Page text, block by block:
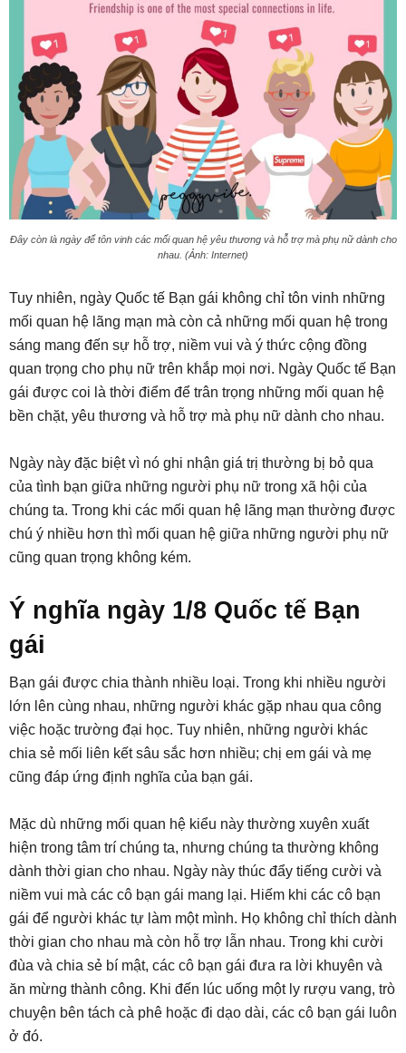
Đây còn là ngày để tôn vinh các mối quan hệ yêu thương và hỗ trợ mà phụ nữ dành cho
nhau. (Ảnh: Internet)
Tuy nhiên, ngày Quốc tế Bạn gái không chỉ tôn vinh những
mối quan hệ lãng mạn mà còn cả những mối quan hệ trong
sáng mang đến sự hỗ trợ, niềm vui và ý thức cộng đồng
quan trọng cho phụ nữ trên khắp mọi nơi. Ngày Quốc tế Bạn
gái được coi là thời điểm để trân trọng những mối quan hệ
bền chặt, yêu thương và hỗ trợ mà phụ nữ dành cho nhau.
Ngày này đặc biệt vì nó ghi nhận giá trị thường bị bỏ qua
của tình bạn giữa những người phụ nữ trong xã hội của
chúng ta. Trong khi các mối quan hệ lãng mạn thường được
chú ý nhiều hơn thì mối quan hệ giữa những người phụ nữ
cũng quan trọng không kém.
Ý nghĩa ngày 1/8 Quốc tế Bạn
gái
Bạn gái được chia thành nhiều loại. Trong khi nhiều người
lớn lên cùng nhau, những người khác gặp nhau qua công
việc hoặc trường đại học. Tuy nhiên, những người khác
chia sẻ mối liên kết sâu sắc hơn nhiều; chị em gái và mẹ
cũng đáp ứng định nghĩa của bạn gái.
Mặc dù những mối quan hệ kiểu này thường xuyên xuất
hiện trong tâm trí chúng ta, nhưng chúng ta thường không
dành thời gian cho nhau. Ngày này thúc đẩy tiếng cười và
niềm vui mà các cô bạn gái mang lại. Hiếm khi các cô bạn
gái để người khác tự làm một mình. Họ không chỉ thích dành
thời gian cho nhau mà còn hỗ trợ lẫn nhau. Trong khi cười
đùa và chia sẻ bí mật, các cô bạn gái đưa ra lời khuyên và
ăn mừng thành công. Khi đến lúc uống một ly rượu vang, trò
chuyện bên tách cà phê hoặc đi dạo dài, các cô bạn gái luôn
ở đó.